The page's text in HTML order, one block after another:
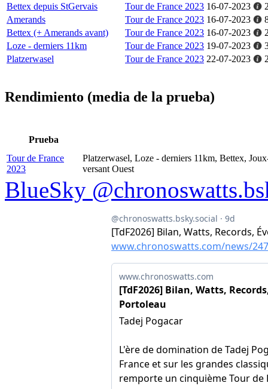
Bettex depuis StGervais
Tour de France 2023 16-07-2023
Amerands
Tour de France 2023 16-07-2023
Bettex (+ Amerands avant)
Tour de France 2023 16-07-2023
Loze - derniers 11km
Tour de France 2023 19-07-2023
Platzerwasel
Tour de France 2023 22-07-2023
Rendimiento (media de la prueba)
Prueba
Tour de France
2023
Platzerwasel, Loze - derniers 11km, Bettex,
versant Ouest
BlueSky